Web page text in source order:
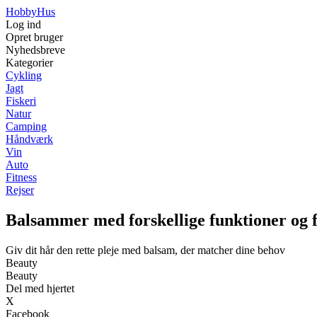
HobbyHus
Log ind
Opret bruger
Nyhedsbreve
Kategorier
Cykling
Jagt
Fiskeri
Natur
Camping
Håndværk
Vin
Auto
Fitness
Rejser
Balsammer med forskellige funktioner og
Giv dit hår den rette pleje med balsam, der matcher dine behov
Beauty
Beauty
Del med hjertet
X
Facebook